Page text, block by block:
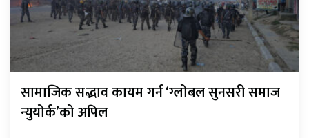
सामाजिक सद्भाव कायम गर्न ‘ग्लोबल सुनसरी समाज
न्युयोर्क’को अपिल